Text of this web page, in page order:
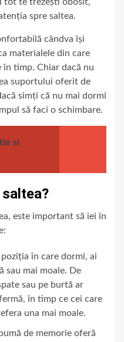
spre saltea.
cândva își
materialele din care
în timp. Chiar dacă nu
suportului oferit de
simți că nu mai dormi
să faci o schimbare.
si
este important să iei în
în care dormi, ai
sau mai moale. De
sau pe burtă ar
în timp ce cei care
una mai moale.
de memorie oferă